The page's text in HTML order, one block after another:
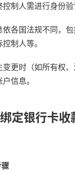
制人需进行身份验
依各国法规不同，
制人等。
变更时（如所有权
信息。
定银行卡收